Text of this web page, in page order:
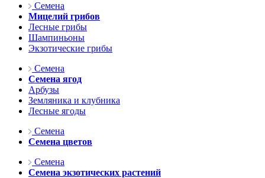
Семена
Мицелий грибов
Лесные грибы
Шампиньоны
Экзотические грибы
Семена
Семена ягод
Арбузы
Земляника и клубника
Лесные ягоды
Семена
Семена цветов
Семена
Семена экзотических растений